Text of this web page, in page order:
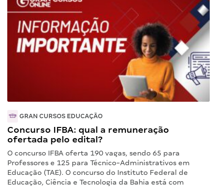
GRAN CURSOS EDUCAÇÃO
Concurso IFBA: qual a remuneração
ofertada pelo edital?
O concurso IFBA oferta 190 vagas, sendo 65 para
Professores e 125 para Técnico-Administrativos em
Educação (TAE). O concurso do Instituto Federal de
Educação, Ciência e Tecnologia da Bahia está com